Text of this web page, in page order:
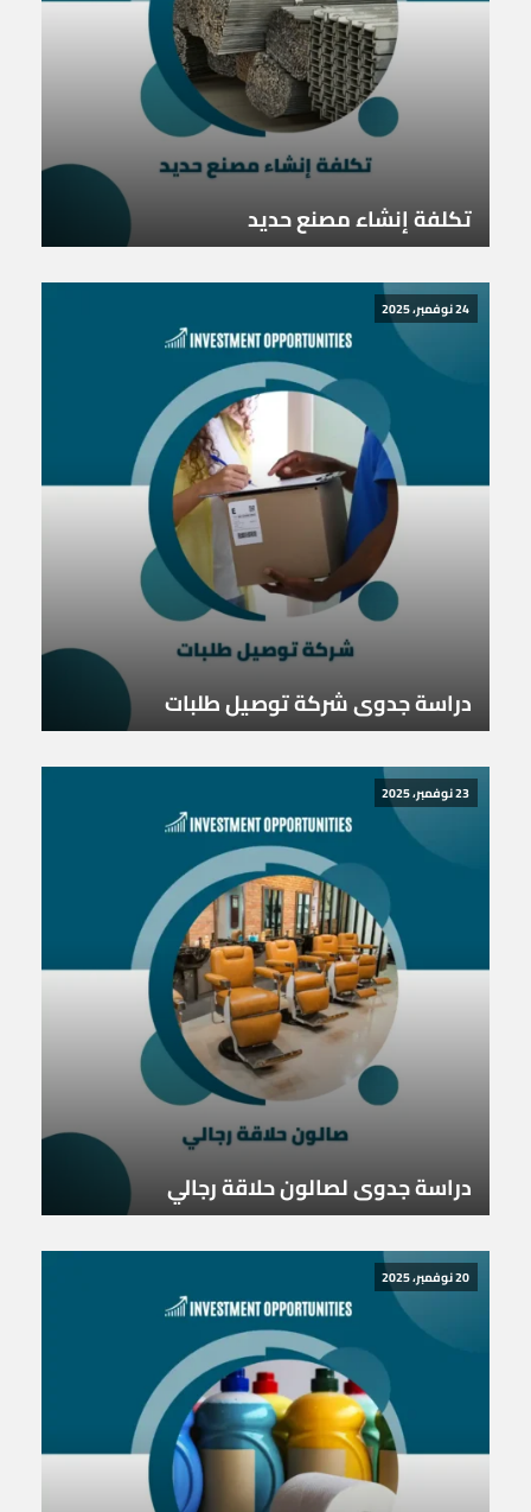
تكلفة إنشاء مصنع حديد
24 نوفمبر، 2025
دراسة جدوى شركة توصيل طلبات
23 نوفمبر، 2025
دراسة جدوى لصالون حلاقة رجالي
20 نوفمبر، 2025